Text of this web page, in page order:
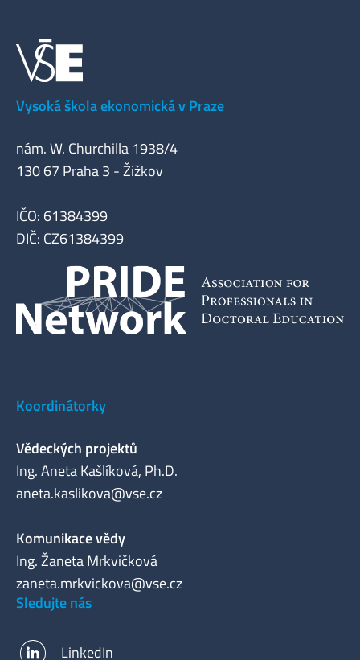
Vysoká škola ekonomická v Praze
nám. W. Churchilla 1938/4
130 67 Praha 3 - Žižkov
IČO: 61384399
DIČ: CZ61384399
Koordinátorky
Vědeckých projektů
Ing. Aneta Kašlíková, Ph.D.
aneta.kaslikova@vse.cz
Komunikace vědy
Ing. Žaneta Mrkvičková
zaneta.mrkvickova@vse.cz
Sledujte nás
LinkedIn